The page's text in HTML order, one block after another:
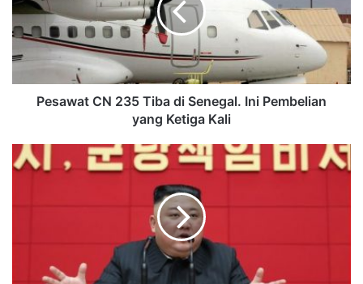
Pesawat CN 235 Tiba di Senegal. Ini Pembelian
yang Ketiga Kali